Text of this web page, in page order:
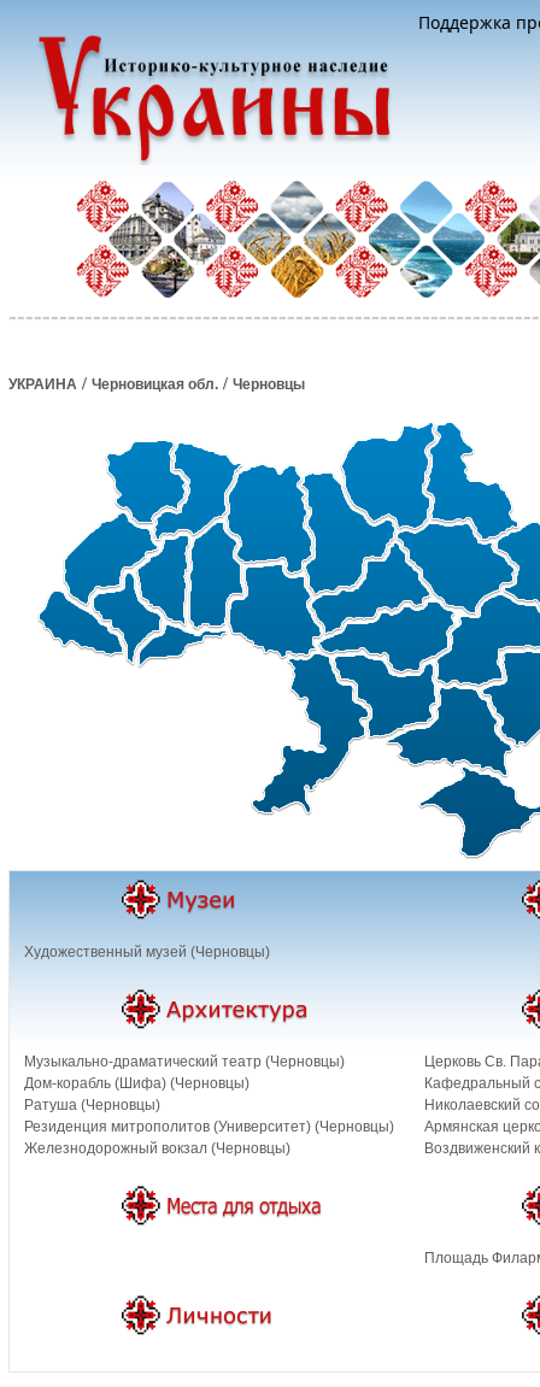
Поддержка
УКРАИНА / Черновицкая обл. / Черновцы
Художественный музей (Черновцы)
Музыкально-драматический театр (Черновцы)
Дом-корабль (Шифа) (Черновцы)
Ратуша (Черновцы)
Резиденция митрополитов (Университет) (Черновцы)
Железнодорожный вокзал (Черновцы)
Церковь Св.
Кафедральный
Николаевский
Армянская
Воздвиженский
Площадь